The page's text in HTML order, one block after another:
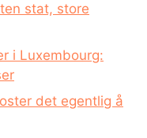
stat, store
i Luxembourg:
det egentlig å